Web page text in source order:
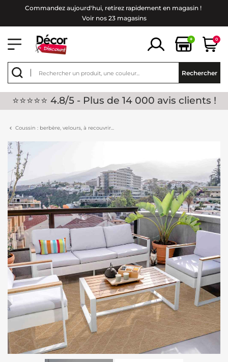
Commandez aujourd'hui, retirez rapidement en magasin !
Voir nos 23 magasins
+ 0
Rechercher
⭐⭐⭐⭐⭐ 4.8/5 - Plus de 14 000 avis clients !
Coussin : berbère, velours, à recouvrir...